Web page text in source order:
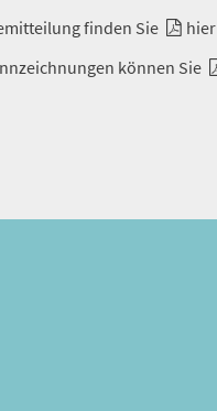
finden Sie
hier
können Sie